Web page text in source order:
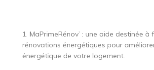
1. MaPrimeRénov’ : une aide destinée à
rénovations énergétiques pour
énergétique de votre logement.